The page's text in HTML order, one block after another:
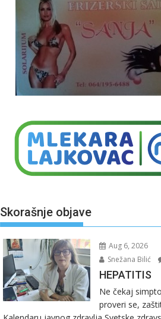
Skorašnje objave
Aug 6, 2026
Snežana Bilić
HEPATITIS
Ne čekaj
proveri se,